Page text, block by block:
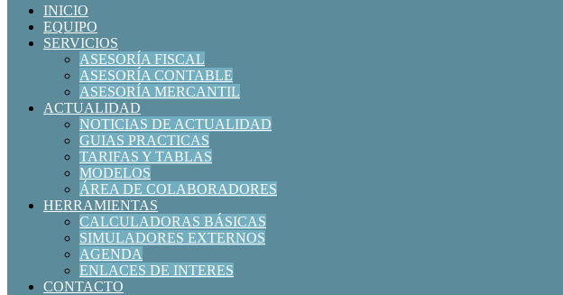
INICIO
EQUIPO
SERVICIOS
ASESORÍA FISCAL
ASESORÍA CONTABLE
ASESORÍA MERCANTIL
ACTUALIDAD
NOTICIAS DE ACTUALIDAD
GUIAS PRACTICAS
TARIFAS Y TABLAS
MODELOS
ÁREA DE COLABORADORES
HERRAMIENTAS
CALCULADORAS BÁSICAS
SIMULADORES EXTERNOS
AGENDA
ENLACES DE INTERES
CONTACTO